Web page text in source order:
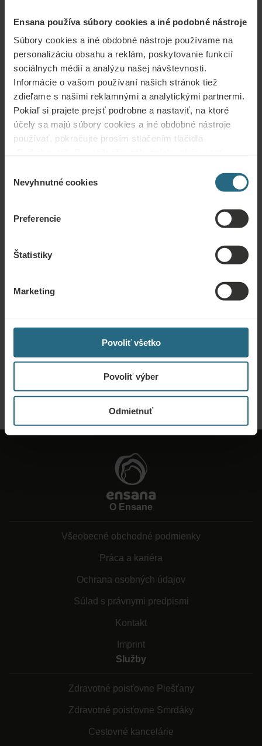
Ensana používa súbory cookies a iné podobné nástroje
Súbory cookies a iné obdobné nástroje používame na
personalizáciu obsahu a reklám, poskytovanie funkcií
sociálnych médií a analýzu našej návštevnosti.
Informácie o vašom používaní našich stránok tiež
zdieľame s našimi reklamnými a analytickými partnermi.
Pokiaľ si prajete prejsť podrobne a nastaviť, na ktoré
účely sa majú súbory cookies a iné obdobné nástroje
používať, pokračujte prosím stlačením tlačidla
súhlasu
Nevyhnutné cookies
Preferencie
Štatistiky
Marketing
Povoliť všetko
Povoliť výber
Odmietnuť
Otázky
Kontaktujte nás s akoukoľvek otázkou týkajúcou sa našich hotelov Ensana
alebo služieb. Otázky a odpovede týkajúce sa nášho vernostného programu
nájdete tu.
Tu si môžete rezervovať naše najlepšie ponuky. Ak sa chcete zapojiť do
dostávať novinky o všetkých novinkách, kliknite sem.
Pošlite nám dopyt, aby sme pre vás pripravili najlepšiu možnú ponuku. Radi
vám poskytneme akékoľvek ďalšie informácie, ktoré ste nenašli na našej
POSLAŤ DOPYT
O Ensane
Všeobecné obchodné podmienky
Práca a kariéra
Ochrana osobných údajov
Súlad s právnymi predpismi
Kontakt
Imprint
Služby
Zdravotné poisťovne Piešťany
Zdravotné poisťovne Smrdáky
Cestovné kancelárie